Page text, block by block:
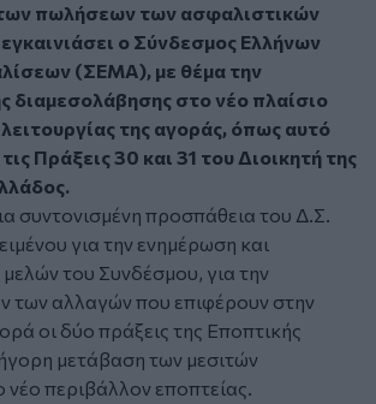
πωλήσεων των ασφαλιστικών
εγκαινιάσει ο Σύνδεσμος Ελλήνων
(ΣΕΜΑ), με θέμα την
διαμεσολάβησης στο νέο πλαίσιο
της αγοράς, όπως αυτό
Πράξεις 30 και 31 του Διοικητή της
συντονισμένη προσπάθεια του Δ.Σ.
για την ενημέρωση και
του Συνδέσμου, για την
των αλλαγών που επιφέρουν στην
οι δύο πράξεις της Εποπτικής
μετάβαση των μεσιτών
περιβάλλον εποπτείας.